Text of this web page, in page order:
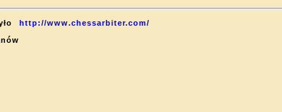
http://www.chessarbiter.com/